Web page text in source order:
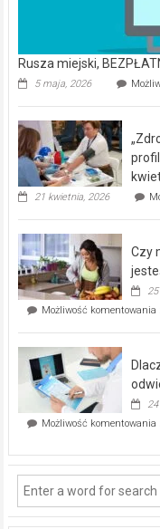
Rusza miejski,
5 maja, 2026
21 kwietnia, 2026
Czy
Możliwość komentowania
Możliwość komentowania